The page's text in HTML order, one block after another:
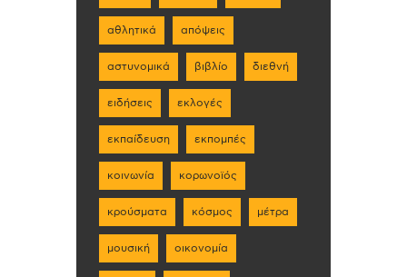
αθλητικά απόψεις
αστυνομικά βιβλίο διεθνή
ειδήσεις εκλογές
εκπαίδευση εκπομπές
κοινωνία κορωνοϊός
κρούσματα κόσμος μέτρα
μουσική οικονομία